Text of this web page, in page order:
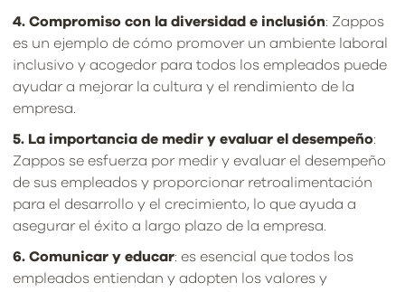
4. Compromiso con la diversidad e inclusión: Zappos
es un ejemplo de cómo promover un ambiente laboral
inclusivo y acogedor para todos los empleados puede
ayudar a mejorar la cultura y el rendimiento de la
empresa.
5. La importancia de medir y evaluar el desempeño:
Zappos se esfuerza por medir y evaluar el desempeño
de sus empleados y proporcionar retroalimentación
para el desarrollo y el crecimiento, lo que ayuda a
asegurar el éxito a largo plazo de la empresa.
6. Comunicar y educar: es esencial que todos los
empleados entiendan y adopten los valores y